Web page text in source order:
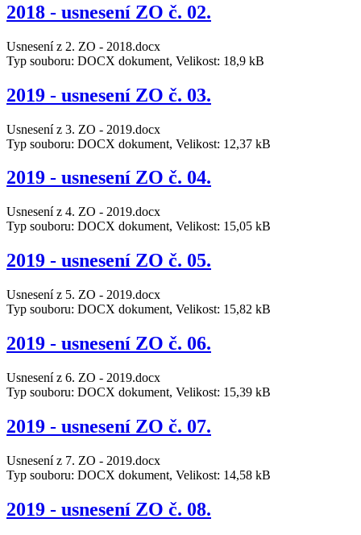
2018 - usnesení ZO č. 02.
Usnesení z 2. ZO - 2018.docx
Typ souboru: DOCX dokument, Velikost: 18,9 kB
2019 - usnesení ZO č. 03.
Usnesení z 3. ZO - 2019.docx
Typ souboru: DOCX dokument, Velikost: 12,37 kB
2019 - usnesení ZO č. 04.
Usnesení z 4. ZO - 2019.docx
Typ souboru: DOCX dokument, Velikost: 15,05 kB
2019 - usnesení ZO č. 05.
Usnesení z 5. ZO - 2019.docx
Typ souboru: DOCX dokument, Velikost: 15,82 kB
2019 - usnesení ZO č. 06.
Usnesení z 6. ZO - 2019.docx
Typ souboru: DOCX dokument, Velikost: 15,39 kB
2019 - usnesení ZO č. 07.
Usnesení z 7. ZO - 2019.docx
Typ souboru: DOCX dokument, Velikost: 14,58 kB
2019 - usnesení ZO č. 08.